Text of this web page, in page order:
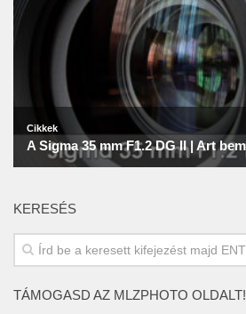
KERESÉS
TÁMOGASD AZ MLZPHOTO OLDALT!